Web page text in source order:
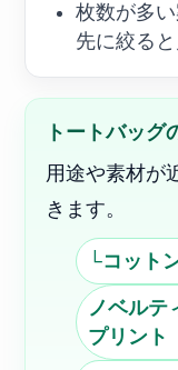
枚数が多
先に絞る
トートバッグ
用途や素材が
きます。
└コット
ノベルテ
プリント